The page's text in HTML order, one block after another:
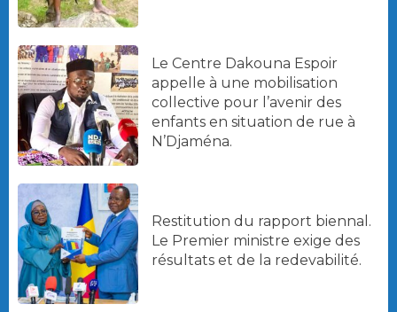
Le Centre Dakouna Espoir
appelle à une mobilisation
collective pour l’avenir des
enfants en situation de rue à
N’Djaména.
Restitution du rapport biennal.
Le Premier ministre exige des
résultats et de la redevabilité.